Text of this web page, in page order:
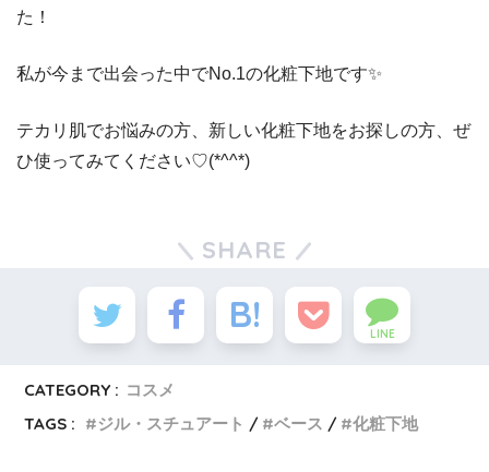
た！
私が今まで出会った中でNo.1の化粧下地です✨
テカリ肌でお悩みの方、新しい化粧下地をお探しの方、ぜ
ひ使ってみてください♡(*^^*)
SHARE
LINE
CATEGORY : コスメ
TAGS :
ジル・スチュアート ベース 化粧下地